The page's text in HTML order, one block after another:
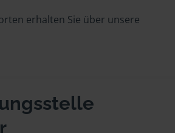
erhalten Sie über unsere